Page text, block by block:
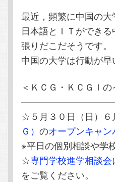
最近，頻繁に中国の
日本語とＩＴができ
張りだこだそうです。
中国の大学は行動が早
＜ＫＣＧ・ＫＣＧＩ
☆５月３０日（日）６
Ｇ）のオープンキャン
※平日の個別相談や学
☆専門学校進学相談会
をご覧ください。